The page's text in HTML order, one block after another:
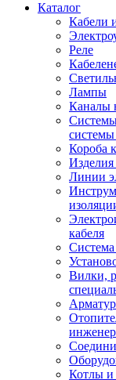
Каталог
Кабели
Реле
Лампы
Каналы
Короба
Линии
кабеля
Система
Вилки,
Котлы и